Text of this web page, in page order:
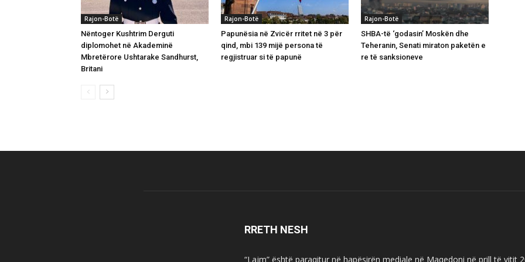
Rajon-Botë
Nëntoger Kushtrim Derguti
diplomohet në Akademinë
Mbretërore Ushtarake Sandhurst,
Britani
Rajon-Botë
Papunësia në Zvicër rritet në 3 për
qind, mbi 139 mijë persona të
regjistruar si të papunë
Rajon-Botë
SHBA-të ‘godasin’ Moskën dhe
Teheranin, Senati miraton paketën e
re të sanksioneve
RRETH NESH
“Lajm” është paraqitur në hapësirën mediale në Maqedoni në prill të